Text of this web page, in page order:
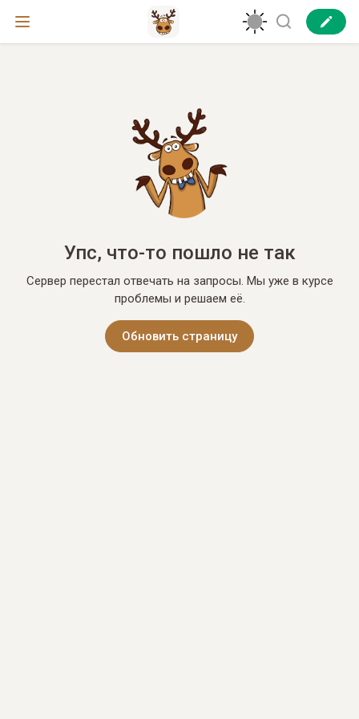
Упс, что-то пошло не так
Сервер перестал отвечать на запросы. Мы уже в курсе
проблемы и решаем её.
Обновить страницу